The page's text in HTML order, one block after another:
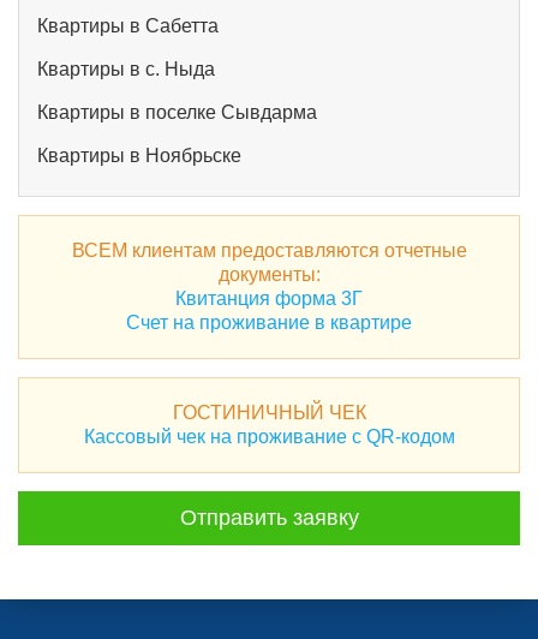
Квартиры в Сабетта
Квартиры в с. Ныда
Квартиры в поселке Сывдарма
Квартиры в Ноябрьске
ВСЕМ клиентам предоставляются отчетные
документы:
Квитанция форма 3Г
Счет на проживание в квартире
ГОСТИНИЧНЫЙ ЧЕК
Кассовый чек на проживание с QR-кодом
Отправить заявку